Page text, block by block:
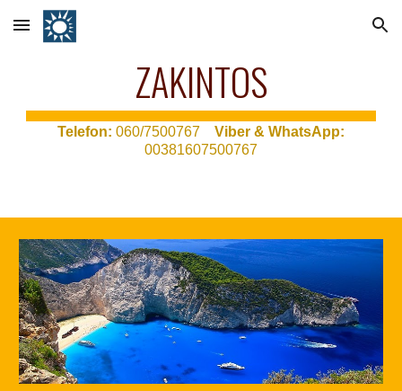
Skip to main content Skip to navigation
ZAKINTOS
Telefon: 060/7500767 Viber & WhatsApp:
00381607500767